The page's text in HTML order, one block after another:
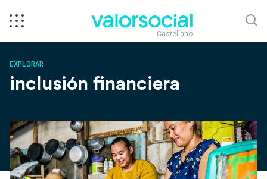
Castellano
EXPLORAR
inclusión financiera